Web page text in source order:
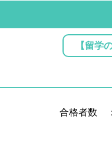
【留学
合格者数 ：